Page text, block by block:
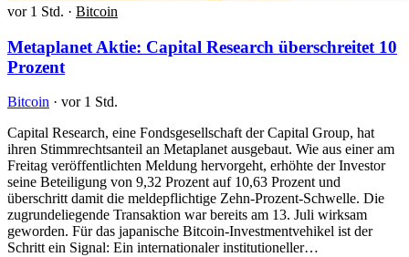
vor 1 Std. · Bitcoin
Metaplanet Aktie: Capital Research überschreitet 10
Prozent
Bitcoin · vor 1 Std.
Capital Research, eine Fondsgesellschaft der Capital Group, hat
ihren Stimmrechtsanteil an Metaplanet ausgebaut. Wie aus einer am
Freitag veröffentlichten Meldung hervorgeht, erhöhte der Investor
seine Beteiligung von 9,32 Prozent auf 10,63 Prozent und
überschritt damit die meldepflichtige Zehn-Prozent-Schwelle. Die
zugrundeliegende Transaktion war bereits am 13. Juli wirksam
geworden. Für das japanische Bitcoin-Investmentvehikel ist der
Schritt ein Signal: Ein internationaler institutioneller…